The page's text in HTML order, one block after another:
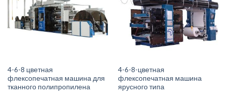
4-6-8 цветная
флексопечатная машина для
тканного полипропилена
4-6-8-цветная
флексопечатная машина
ярусного типа